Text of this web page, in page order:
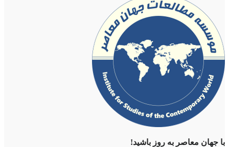
با جهان معاصر به روز باشید!